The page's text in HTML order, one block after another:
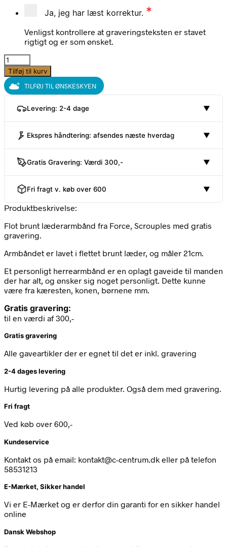
Ja, jeg har læst korrektur. *
Venligst kontrollere at graveringsteksten er stavet
rigtigt og er som ønsket.
Herrearmbånd
med
gravering,
brunt
flettet
læder,
stål,
-
Force
Tilføj til kurv
TILFØJ TIL ØNSKESKYEN
Levering: 2-4 dage ▼
Ekspres håndtering: afsendes næste hverdag ▼
Gratis Gravering: Værdi 300,- ▼
Fri fragt v. køb over 600 ▼
Produktbeskrivelse:
Flot brunt læderarmbånd fra Force, Scrouples med gratis
gravering.
Armbåndet er lavet i flettet brunt læder, og måler 21cm.
Et personligt herrearmbånd er en oplagt gaveide til manden
der har alt, og ønsker sig noget personligt. Dette kunne
være fra kæresten, konen, børnene mm.
Gratis gravering:
til en værdi af 300,-
Gratis gravering
Alle gaveartikler der er egnet til det er inkl. gravering
2-4 dages levering
Hurtig levering på alle produkter. Også dem med gravering.
Fri fragt
Ved køb over 600,-
Kundeservice
Kontakt os på email: kontakt@c-centrum.dk eller på telefon
58531213
E-Mærket, Sikker handel
Vi er E-Mærket og er derfor din garanti for en sikker handel
online
Dansk Webshop